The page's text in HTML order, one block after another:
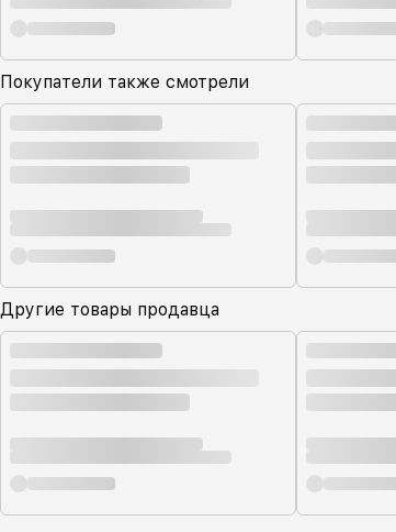
Покупатели также смотрели
Другие товары продавца